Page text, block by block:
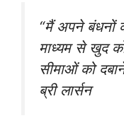
“मैं अपने
माध्यम से खुद
सीमाओं को
ब्री लार्सन